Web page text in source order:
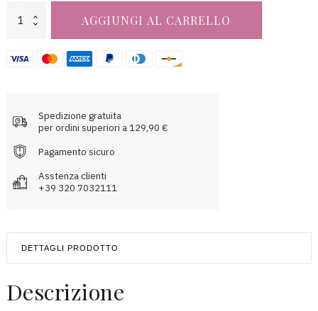
Harmony
Lumaflex™
Kit
AGGIUNGI AL CARRELLO
Spedizione gratuita
per ordini superiori a 129,90 €
Pagamento sicuro
Asstenza clienti
+39 320 7032111
DETTAGLI PRODOTTO
Descrizione